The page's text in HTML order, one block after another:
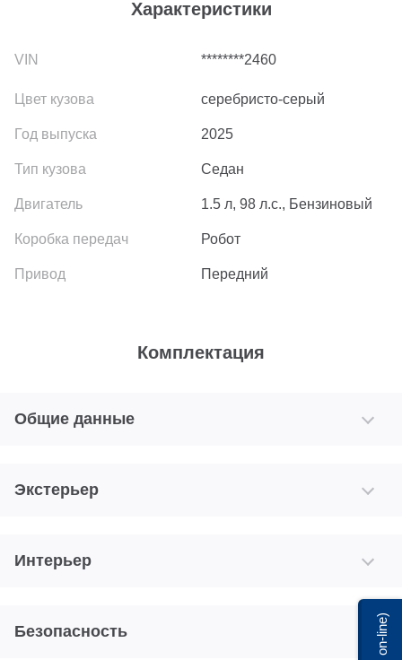
Характеристики
********2460
серебристо-серый
2025
Седан
1.5 л, 98 л.с., Бензиновый
Робот
Передний
Комплектация
Общие данные
Экстерьер
Интерьер
Безопасность